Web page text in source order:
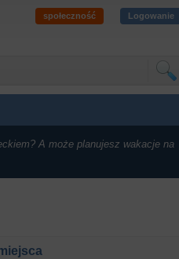
społeczność Logowanie
A może planujesz wakacje na